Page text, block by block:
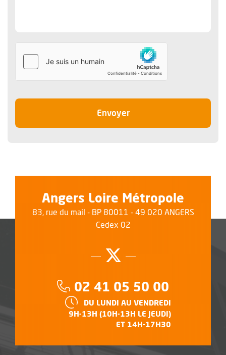
Envoyerle message
Angers Loire Métropole
83, rue du mail - BP 80011 - 49 020 ANGERS
Cedex 02
Suivez-nous
, Ouvre une
Téléphone :
02 41 05 50 00
HORAIRES :
DU LUNDI AU VENDREDI
9H-13H (10H-13H LE JEUDI)
ET 14H-17H30